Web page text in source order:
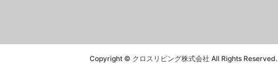
Copyright © クロスリビング株式会社 All Rights Reserved.